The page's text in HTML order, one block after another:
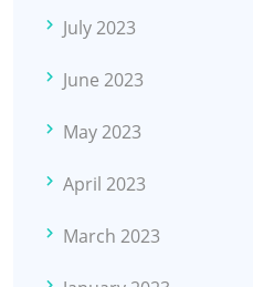
July 2023
June 2023
May 2023
April 2023
March 2023